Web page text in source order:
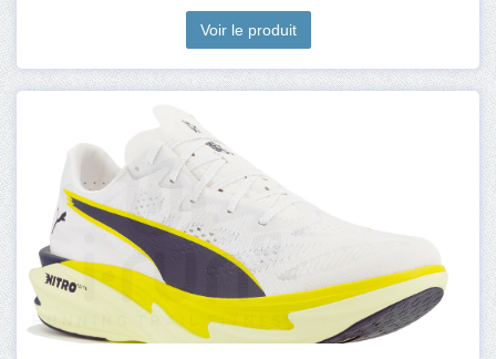
Voir le produit